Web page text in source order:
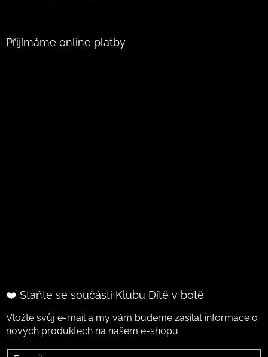
Přijímáme online platby
❤️ Staňte se součástí Klubu Dítě v botě
Vložte svůj e-mail a my vám budeme zasílat informace o
nových produktech na našem e-shopu.